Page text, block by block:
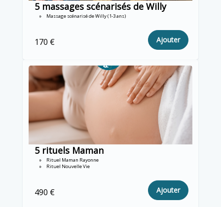
5 massages scénarisés de Willy
Massage scénarisé de Willy (1-3 ans)
170 € Ajouter
5 rituels Maman
Rituel Maman Rayonne
Rituel Nouvelle Vie
490 € Ajouter